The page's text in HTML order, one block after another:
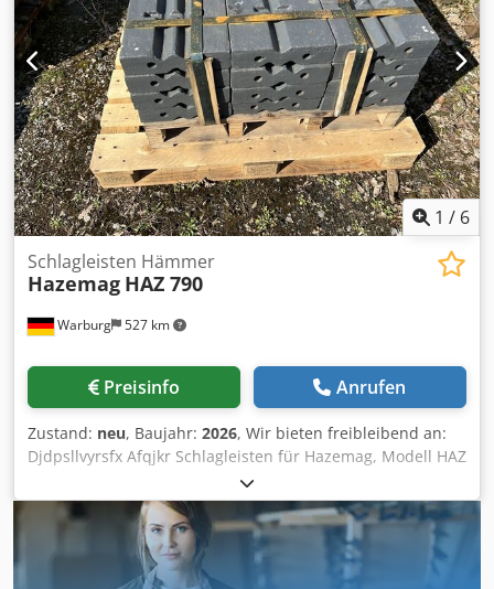
1 / 6
Warburg 527 km
Schlagleisten Hämmer
Hazemag HAZ 790
Preisinfo Anrufen
Zustand: neu, Baujahr: 2026, Wir bieten freibleibend an:
Djdpsllvyrsfx Afqjkr Schlagleisten für Hazemag, Modell HAZ
790, Chrom Hartguss, Stückgewicht ca. 107 kg, momentan
sofort lieferbar, , Zwischenverkauf vorbehalten.